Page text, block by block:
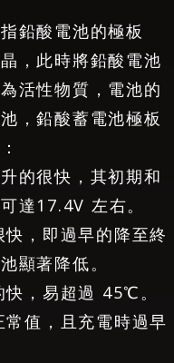
鉛酸電池的極板
，此時將鉛酸電池
活性物質，電池的
，鉛酸蓄電池極板
的很快，其初期和
達17.4V 左右。
，即過早的降至終
顯著降低。
，易超過 45℃。
值，且充電時過早